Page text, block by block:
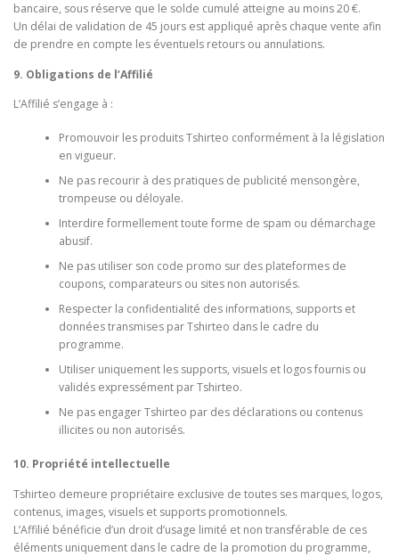
bancaire, sous réserve que le solde cumulé atteigne au moins 20 €.
Un délai de validation de 45 jours est appliqué après chaque vente afin
de prendre en compte les éventuels retours ou annulations.
9. Obligations de l’Affilié
L’Affilié s’engage à :
Promouvoir les produits Tshirteo conformément à la législation
en vigueur.
Ne pas recourir à des pratiques de publicité mensongère,
trompeuse ou déloyale.
Interdire formellement toute forme de spam ou démarchage
abusif.
Ne pas utiliser son code promo sur des plateformes de
coupons, comparateurs ou sites non autorisés.
Respecter la confidentialité des informations, supports et
données transmises par Tshirteo dans le cadre du
programme.
Utiliser uniquement les supports, visuels et logos fournis ou
validés expressément par Tshirteo.
Ne pas engager Tshirteo par des déclarations ou contenus
illicites ou non autorisés.
10. Propriété intellectuelle
Tshirteo demeure propriétaire exclusive de toutes ses marques, logos,
contenus, images, visuels et supports promotionnels.
L’Affilié bénéficie d’un droit d’usage limité et non transférable de ces
éléments uniquement dans le cadre de la promotion du programme,